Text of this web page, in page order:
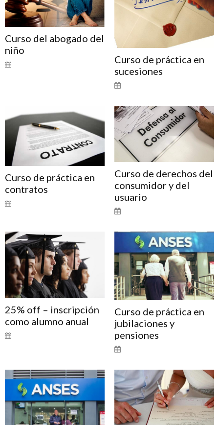
Curso del abogado del
niño
Curso de práctica en
sucesiones
Curso de práctica en
contratos
Curso de derechos del
consumidor y del
usuario
25% off – inscripción
como alumno anual
Curso de práctica en
jubilaciones y
pensiones